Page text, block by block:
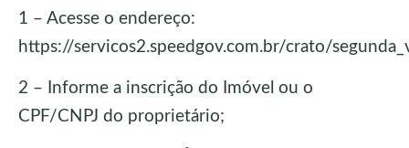
1 – Acesse o endereço:
https://servicos2.speedgov.com.br/crato/
2 – Informe a inscrição do Imóvel ou o
CPF/CNPJ do proprietário;